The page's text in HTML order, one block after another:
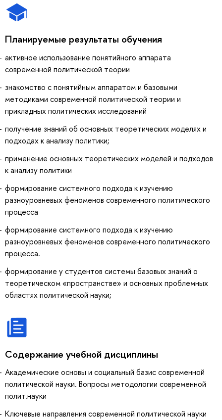
Планируемые результаты обучения
активное использование понятийного аппарата
современной политической теории
знакомство с понятийным аппаратом и базовыми
методиками современной политической теории и
прикладных политических исследований
получение знаний об основных теоретических моделях и
подходах к анализу политики;
применение основных теоретических моделей и подходов
к анализу политики
формирование системного подхода к изучению
разноуровневых феноменов современного политического
процесса
формирование системного подхода к изучению
разноуровневых феноменов современного политического
процесса.
формирование у студентов системы базовых знаний о
теоретическом «пространстве» и основных проблемных
областях политической науки;
Содержание учебной дисциплины
Академические основы и социальный базис современной
политической науки. Вопросы методологии современной
полит.науки
Ключевые направления современной политической науки